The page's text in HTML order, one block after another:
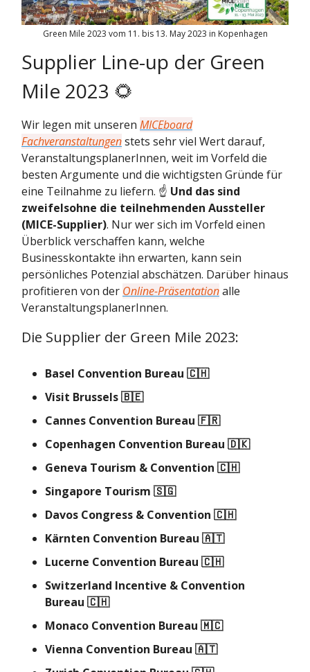
Green Mile 2023 vom 11. bis 13. May 2023 in Kopenhagen
Supplier Line-up der Green
Mile 2023 🌻
Wir legen mit unseren MICEboard
Fachveranstaltungenstets sehr viel Wert darauf,
VeranstaltungsplanerInnen, weit im Vorfeld die
besten Argumente und die wichtigsten Gründe für
eine Teilnahme zu liefern. ☝️ Und das sind
zweifelsohne die teilnehmenden Aussteller
(MICE-Supplier). Nur wer sich im Vorfeld einen
Überblick verschaffen kann, welche
Businesskontakte ihn erwarten, kann sein
persönliches Potenzial abschätzen. Darüber hinaus
profitieren von der Online-Präsentationalle
VeranstaltungsplanerInnen.
Die Supplier der Green Mile 2023:
Basel Convention Bureau 🇨🇭
Visit Brussels🇧🇪
Cannes Convention Bureau 🇫🇷
Copenhagen Convention Bureau 🇩🇰
Geneva Tourism & Convention 🇨🇭
Singapore Tourism 🇸🇬
Davos Congress & Convention 🇨🇭
Kärnten Convention Bureau 🇦🇹
Lucerne Convention Bureau 🇨🇭
Switzerland Incentive & Convention
Bureau 🇨🇭
Monaco Convention Bureau 🇲🇨
Vienna Convention Bureau 🇦🇹